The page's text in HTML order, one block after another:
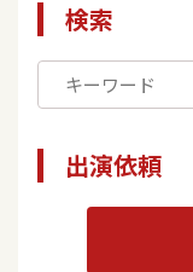
検索
出演依頼